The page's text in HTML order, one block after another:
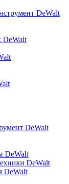
DeWalt
DeWalt
DeWalt
DeWalt
DeWalt
DeWalt